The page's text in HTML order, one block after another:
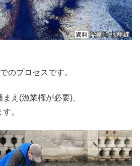
のプロセスです。
え(漁業権が必要)、
。